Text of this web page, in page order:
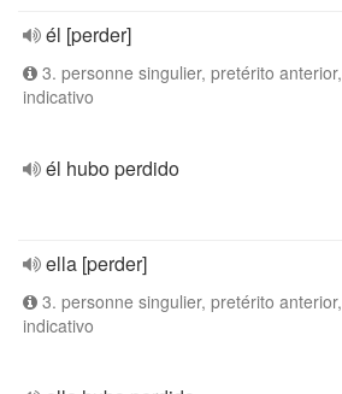
él [perder]
3. personne singulier, pretérito anterior,
indicativo
él hubo perdido
ella [perder]
3. personne singulier, pretérito anterior,
indicativo